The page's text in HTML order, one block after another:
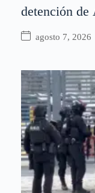
detención
agosto 7, 2026